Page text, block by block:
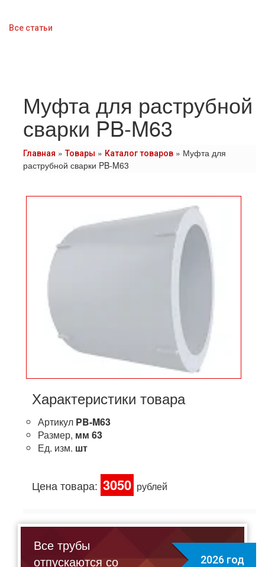
Все статьи
Муфта для раструбной
сварки PB-M63
Главная »Товары » Каталог товаров » Муфта для
раструбной сварки PB-M63
Характеристики товара
Артикул PB-M63
Размер, мм 63
Ед. изм. шт
Цена товара: 3050 рублей
Все трубы
отпускаются со
2026 год